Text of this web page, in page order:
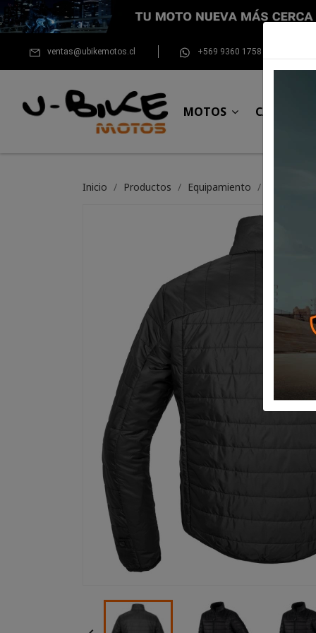
ventas@ubikemotos.cl +569 9360 1758
MOTOS CASCOS
Inicio Productos Equipamiento